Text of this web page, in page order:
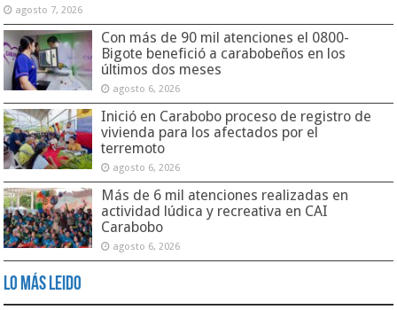
agosto 7, 2026
Con más de 90 mil atenciones el 0800-
Bigote benefició a carabobeños en los
últimos dos meses
agosto 6, 2026
Inició en Carabobo proceso de registro de
vivienda para los afectados por el
terremoto
agosto 6, 2026
Más de 6 mil atenciones realizadas en
actividad lúdica y recreativa en CAI
Carabobo
agosto 6, 2026
Lo Más Leido